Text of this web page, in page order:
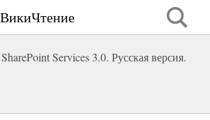
ВикиЧтение
Services 3.0. Русская версия.